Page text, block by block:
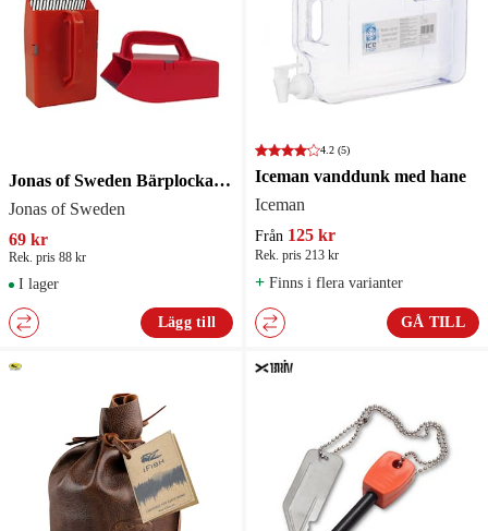
Jonas of Sweden Bärplockare Linden
Jonas of Sweden
69 kr
Rek. pris 88 kr
I lager
Lägg till
4.2 (5)
Iceman vanddunk med hane
Iceman
Från 125 kr
Rek. pris 213 kr
+ Finns i flera varianter
GÅ TILL